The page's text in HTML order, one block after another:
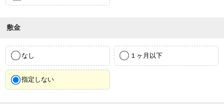
敷金
なし １ヶ月以下
指定しない